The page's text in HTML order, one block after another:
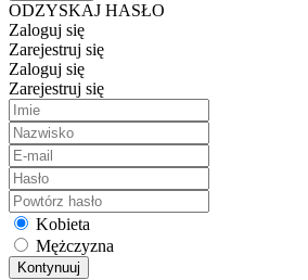
ODZYSKAJ HASŁO
Zaloguj się
Zarejestruj się
Zaloguj się
Zarejestruj się
Kobieta
Mężczyzna
Kontynuuj